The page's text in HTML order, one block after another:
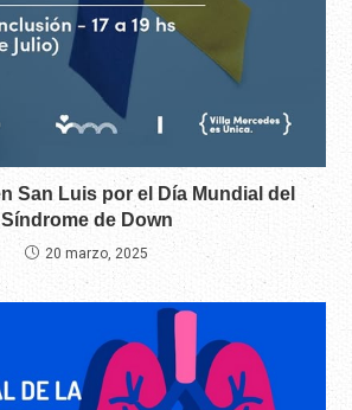
San Luis por el Día Mundial del
Síndrome de Down
20 marzo, 2025